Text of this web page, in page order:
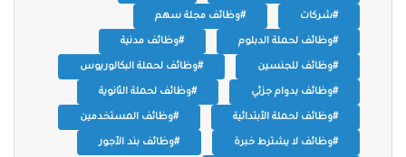
#شركات #وظائف مجلة سهم
#وظائف لحملة الدبلوم #وظائف مدنية
#وظائف للجنسين #وظائف لحملة البكالوريوس
#وظائف بدوام جزئي #وظائف لحملة الثانوية
#وظائف لحملة الأبتدائية #وظائف المستخدمين
#وظائف لا يشترط خبرة #وظائف بند الأجور